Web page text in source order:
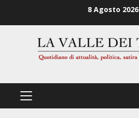
8 Agosto 2026
PRIMÄRES